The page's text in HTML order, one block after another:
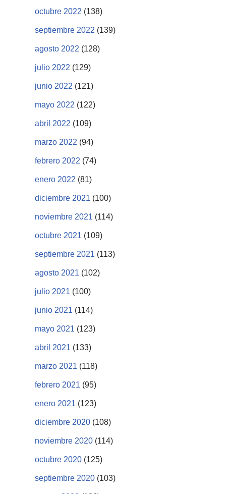
octubre 2022 (138)
septiembre 2022 (139)
agosto 2022 (128)
julio 2022 (129)
junio 2022 (121)
mayo 2022 (122)
abril 2022 (109)
marzo 2022 (94)
febrero 2022 (74)
enero 2022 (81)
diciembre 2021 (100)
noviembre 2021 (114)
octubre 2021 (109)
septiembre 2021 (113)
agosto 2021 (102)
julio 2021 (100)
junio 2021 (114)
mayo 2021 (123)
abril 2021 (133)
marzo 2021 (118)
febrero 2021 (95)
enero 2021 (123)
diciembre 2020 (108)
noviembre 2020 (114)
octubre 2020 (125)
septiembre 2020 (103)